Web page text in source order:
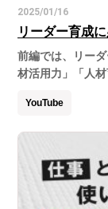
2025/01/16
リーダー育成
前編では、リー
材活用力」「人
YouTube